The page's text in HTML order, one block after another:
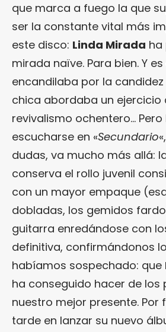
que marca a fuego la que
ser la constante vital más
este disco: Linda Mirada ha
mirada naïve. Para bien. Y
encandilaba por la
chica abordaba un ejercicio
revivalismo ochentero…
escucharse en «Secundario
dudas, va mucho más allá:
conserva el rollo juvenil
con un mayor empaque
dobladas, los gemidos
guitarra enredándose con
definitiva, confirmándonos
habíamos sospechado: que
ha conseguido hacer de los
nuestro mejor presente. Por
tarde en lanzar su nuevo